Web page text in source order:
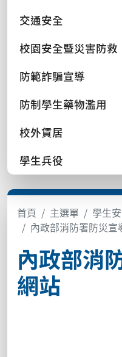
交通安全
校園安全暨災害防救
防範詐騙宣導
防制學生藥物濫用
校外賃居
學生兵役
首頁 主選單 學生
內政部消防署防災宣
內政部消
網站